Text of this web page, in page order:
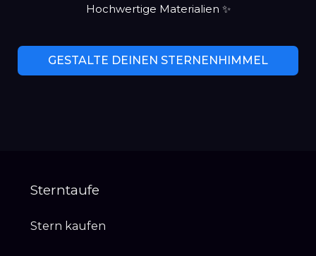
Hochwertige Materialien ✨
GESTALTE DEINEN STERNENHIMMEL
Sterntaufe
Stern kaufen